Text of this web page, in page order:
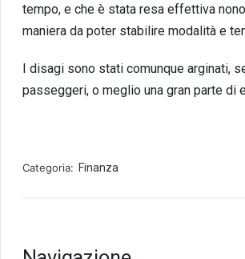
tempo, e che è stata resa effettiva
maniera da poter stabilire modalità e
I disagi sono stati comunque arginati,
passeggeri, o meglio una gran parte di
Categoria: Finanza